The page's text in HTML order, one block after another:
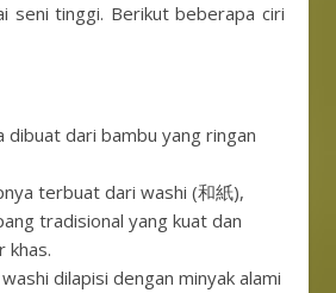
seni tinggi. Berikut beberapa ciri
dibuat dari bambu yang ringan
terbuat dari washi (和紙),
tradisional yang kuat dan
khas.
dilapisi dengan minyak alami